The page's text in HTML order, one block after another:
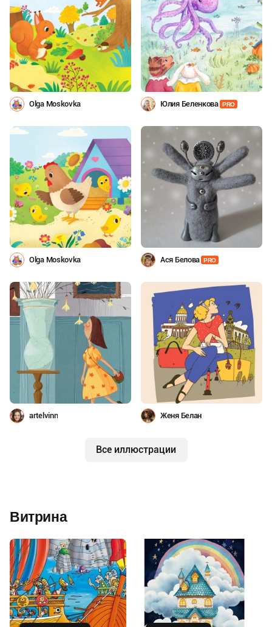
Olga Moskovka Юлия Беленкова PRO
Olga Moskovka Ася Белова PRO
artelvinn Женя Белан
Все иллюстрации
Витрина
Купить Купить